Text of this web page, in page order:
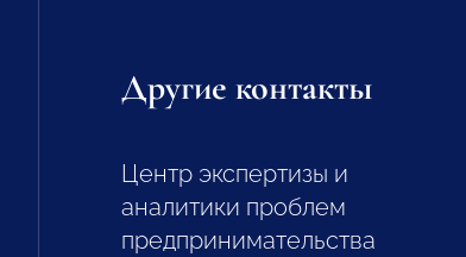
Другие контакты
Центр экспертизы и
аналитики проблем
предпринимательства